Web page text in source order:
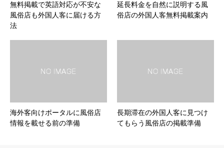
無料掲載で英語対応が不安な
風俗店も外国人客に届ける方
法
延長料金を自然に説明する風
俗店の外国人客無料掲載案内
海外客向けポータルに風俗店
情報を載せる前の準備
長期滞在の外国人客に見つけ
てもらう風俗店の掲載準備